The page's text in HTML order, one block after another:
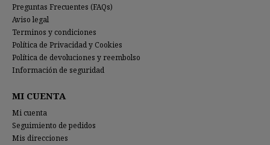
Preguntas Frecuentes (FAQs)
Aviso legal
Terminos y condiciones
Política de Privacidad y Cookies
Política de devoluciones y reembolso
Información de seguridad
MI CUENTA
Mi cuenta
Seguimiento de pedidos
Mis direcciones